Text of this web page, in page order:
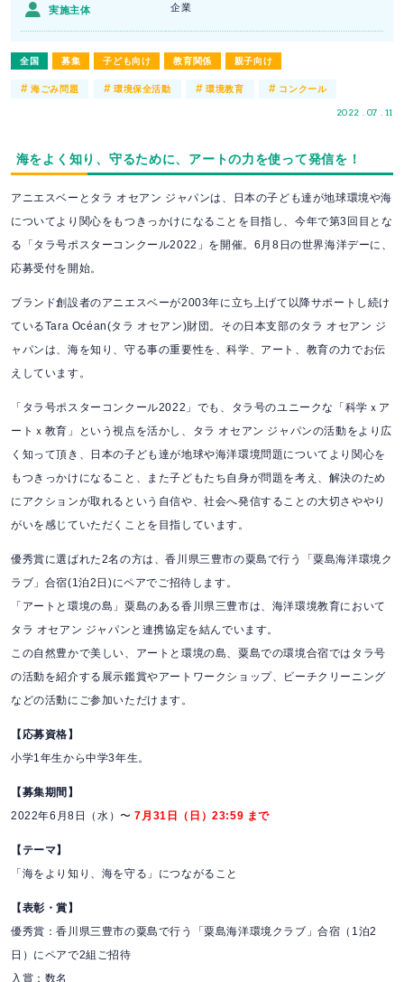
全国 募集 子ども向け 教育関係 親子向け
2022 . 07 . 11
実施主体 企業
#海ごみ問題 # 環境保全活動 #環境教育 # コンクール
海をよく知り、守るために、アートの力を使って発信を！
アニエスベーとタラ オセアン ジャパンは、日本の子ども達が地球環境や海
についてより関心をもつきっかけになることを目指し、今年で第3回目とな
る「タラ号ポスターコンクール2022」を開催。6月8日の世界海洋デーに、
応募受付を開始。
ブランド創設者のアニエスベーが2003年に立ち上げて以降サポートし続け
ているTara Océan(タラ オセアン)財団。その日本支部のタラ オセアン ジ
ャパンは、海を知り、守る事の重要性を、科学、アート、教育の力でお伝
えしています。
「タラ号ポスターコンクール2022」でも、タラ号のユニークな「科学ｘア
ートｘ教育」という視点を活かし、タラ オセアン ジャパンの活動をより広
く知って頂き、日本の子ども達が地球や海洋環境問題についてより関心を
もつきっかけになること、また子どもたち自身が問題を考え、解決のため
にアクションが取れるという自信や、社会へ発信することの大切さややり
がいを感じていただくことを目指しています。
優秀賞に選ばれた2名の方は、香川県三豊市の粟島で行う「粟島海洋環境ク
ラブ」合宿(1泊2日)にペアでご招待します。
「アートと環境の島」粟島のある香川県三豊市は、海洋環境教育において
タラ オセアン ジャパンと連携協定を結んでいます。
この自然豊かで美しい、アートと環境の島、粟島での環境合宿ではタラ号
の活動を紹介する展示鑑賞やアートワークショップ、ビーチクリーニング
などの活動にご参加いただけます。
【応募資格】
小学1年生から中学3年生。
【募集期間】
2022年6月8日（水）〜 7月31日（日）23:59 まで
【テーマ】
「海をより知り、海を守る」につながること
【表彰・賞】
優秀賞：香川県三豊市の粟島で行う「粟島海洋環境クラブ」合宿（1泊2
日）にペアで2組ご招待
入賞：数名